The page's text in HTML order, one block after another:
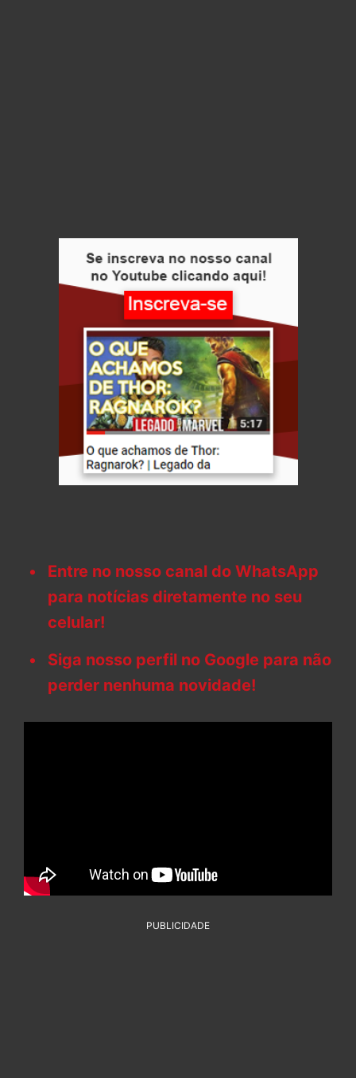
Entre no nosso canal do WhatsApp
para notícias diretamente no seu
celular!
Siga nosso perfil no Google para não
perder nenhuma novidade!
PUBLICIDADE